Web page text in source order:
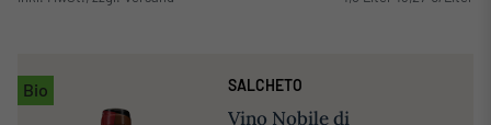
Bio SALCHETO
Vino Nobile di